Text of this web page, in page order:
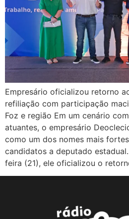
Empresário oficializou retorno
refiliação com participação
Foz e região Em um cenário
atuantes, o empresário
como um dos nomes mais
candidatos a deputado
feira (21), ele oficializou o